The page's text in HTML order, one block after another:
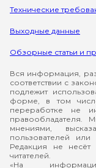
Технические
Выходные данные
Обзорные статьи и
Вся информация,
соответствии с
подлежит
форме, в том
переработке не
правообладателя.
мнениями,
пользователей
Редакция не несёт
читателей.
«На